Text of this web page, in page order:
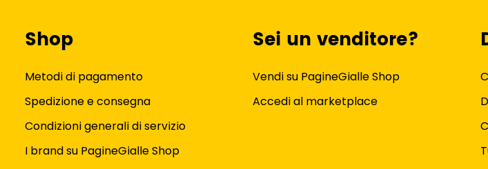
Shop
Metodi di pagamento
Spedizione e consegna
Condizioni generali di servizio
I brand su PagineGialle Shop
Sei un venditore?
Vendi su PagineGialle Shop
Accedi al marketplace